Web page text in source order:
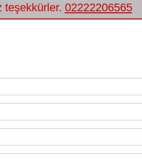
teşekkürler. 02222206565